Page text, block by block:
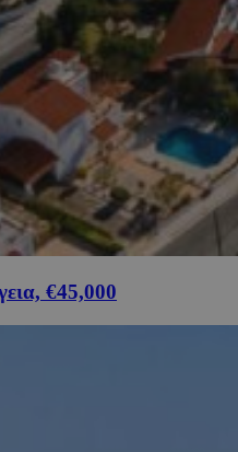
€45,000